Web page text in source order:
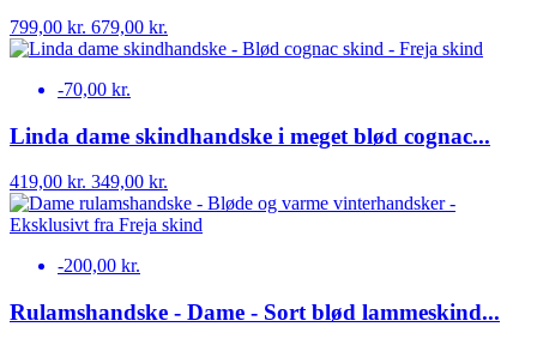
799,00 kr. 679,00 kr.
-70,00 kr.
Linda dame skindhandske i meget blød cognac...
419,00 kr. 349,00 kr.
-200,00 kr.
Rulamshandske - Dame - Sort blød lammeskind...